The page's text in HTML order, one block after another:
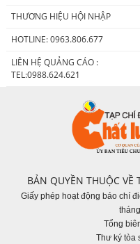
THƯƠNG HIỆU HỘI NHẬP
HOTLINE: 0963.806.677
LIÊN HỆ QUẢNG CÁO :
TEL:0988.624.621
BẢN QUYỀN THUỘC VỀ
Giấy phép hoạt động báo chí
Tổng
Thư ký tòa